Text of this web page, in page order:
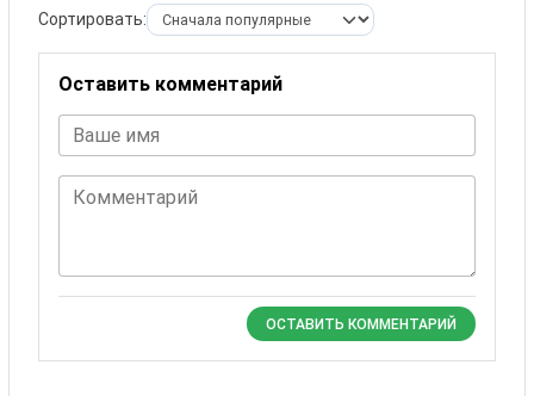
Сортировать:
Оставить комментарий
Ваше имя
Комментарий
ОСТАВИТЬ КОММЕНТАРИЙ